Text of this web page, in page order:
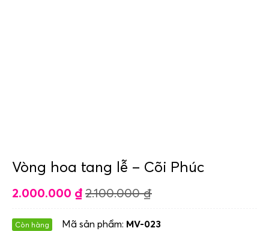
Vòng hoa tang lễ – Cõi Phúc
2.000.000 ₫ 2.100.000₫
Còn hàng Mã sản phẩm: MV-023